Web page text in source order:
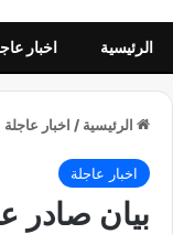
الرئيسية اخبار
الرئيسية / اخبار عاجلة
اخبار عاجلة
بيان صادر